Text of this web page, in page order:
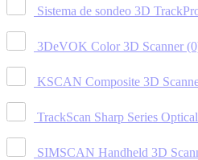
Sistema de sondeo 3D
3DeVOK Color 3D Scanner
KSCAN Composite 3D
TrackScan Sharp Series
SIMSCAN Handheld 3D